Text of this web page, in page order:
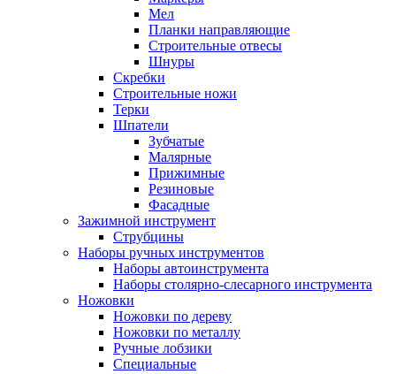
Мел
Планки направляющие
Строительные отвесы
Шнуры
Скребки
Строительные ножи
Терки
Шпатели
Зубчатые
Малярные
Прижимные
Резиновые
Фасадные
Зажимной инструмент
Струбцины
Наборы ручных инструментов
Наборы автоинструмента
Наборы столярно-слесарного инструмента
Ножовки
Ножовки по дереву
Ножовки по металлу
Ручные лобзики
Специальные